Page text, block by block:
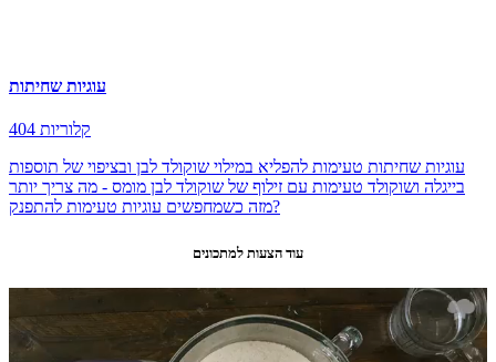
עוגיות שחיתות
404 קלוריות
עוגיות שחיתות טעימות להפליא במילוי שוקולד לבן ובציפוי של תוספות
בייגלה ושוקולד טעימות עם זילוף של שוקולד לבן מומס - מה צריך יותר
מזה כשמחפשים עוגיות טעימות להתפנק?
עוד הצעות למתכונים